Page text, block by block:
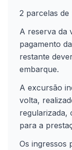
2 parcelas de
A reserva da
pagamento
restante
embarque.
A excursão
volta,
regularizada,
para a
Os ingressos